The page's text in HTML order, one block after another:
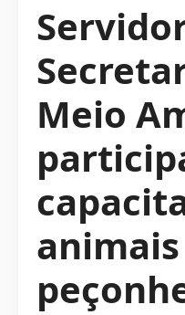
Meio
animais